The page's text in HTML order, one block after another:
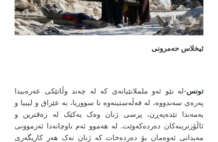
ئیخلاس حەمرونی
تونس-لە نێو ئەو ململانێیانەی کە لە چەند وڵاتێکی عەرەبیدا
پەرەی سەندووە، لە فەڵەستینەوە تا سووریا، بە عێراق و لیبیا و
یەمەندا تێدەپەڕن، پرسی ژنان وەک یەکێک لە زەقترین و
ئاڵۆزترینەکان دەردەکەوێت. لە هەموو ئەم ناوچانەدا ئەزموونی
مەیدانی ئەوەمان بۆ دەردەخات کە ژنان نەک هەر کاریگەری